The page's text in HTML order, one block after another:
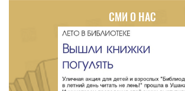
СМИ О НАС